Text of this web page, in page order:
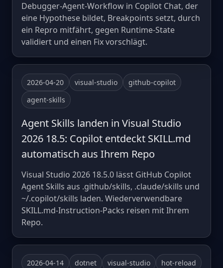
Debugger-Agent-Workflow in Copilot Chat, der
eine Hypothese bildet, Breakpoints setzt, durch
ein Repro mitfährt, gegen Runtime-State
validiert und einen Fix vorschlägt.
2026-04-20 visual-studio
github-copilot
agent-skills
Agent Skills landen in Visual Studio
2026 18.5: Copilot entdeckt SKILL.md
automatisch aus Ihrem Repo
Visual Studio 2026 18.5.0 lässt GitHub Copilot
Agent Skills aus .github/skills, .claude/skills und
~/.copilot/skills laden. Wiederverwendbare
SKILL.md-Instruction-Packs reisen mit Ihrem
Repo.
2026-04-14 dotnet visual-studio hot-reload